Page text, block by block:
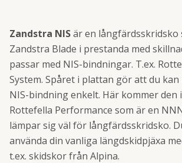
Zandstra NISär en långfärdsskridsko
Zandstra Blade i prestanda med
passar med NIS-bindningar. T.ex.
System. Spåret i plattan gör att du
NIS-bindning enkelt. Här kommer den
Rottefella Performance som är en
lämpar sig väl för långfärdsskridsko.
använda din vanliga längdskidpjäxa
t.ex. skidskor från Alpina.